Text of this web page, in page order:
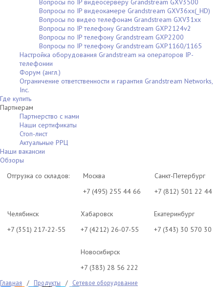
Вопросы по IP видеосерверу Grandstream GXV3500
Вопросы по IP видеокамере Grandstream GXV36xx(_HD)
Вопросы по видео телефонам Grandstream GXV31xx
Вопросы по IP телефону Grandstream GXP2124v2
Вопросы по IP телефону Grandstream GXP2200
Вопросы по IP телефону Grandstream GXP1160/1165
Настройка оборудования Grandstream на операторов IP-
телефонии
Форум (англ.)
Ограничение ответственности и гарантия Grandstream Networks,
Inc.
Где купить
Партнерам
Партнерство с нами
Наши сертификаты
Стоп-лист
Актуальные РРЦ
Наши вакансии
Обзоры
Отгрузка со складов:
Москва
+7 (495) 255 44 66
Санкт-Петербург
+7 (812) 501 22 44
Челябинск
+7 (351) 217-22-55
Хабаровск
+7 (4212) 26-07-55
Екатеринбург
+7 (343) 30 570 30
Новосибирск
+7 (383) 28 56 222
Главная / Продукты / Сетевое оборудование